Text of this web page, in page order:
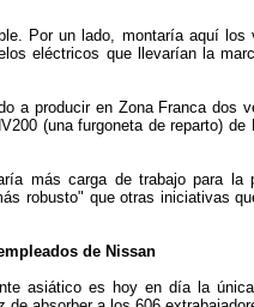
Por un lado, montaría aquí
eléctricos que llevarían la
a producir en Zona Franca dos
(una furgoneta de reparto)
más carga de trabajo para
robusto" que otras iniciativas
de Nissan
asiático es hoy en día la